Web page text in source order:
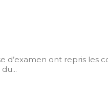
d’examen ont repris les